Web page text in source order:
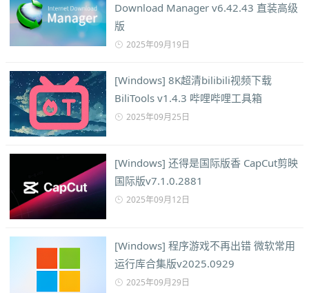
Download Manager v6.42.43 直装高级
版
2025年09月19日
[Windows] 8K超清bilibili视频下载
BiliTools v1.4.3 哔哩哔哩工具箱
2025年09月25日
[Windows] 还得是国际版香 CapCut剪映
国际版v7.1.0.2881
2025年09月12日
[Windows] 程序游戏不再出错 微软常用
运行库合集版v2025.0929
2025年09月29日